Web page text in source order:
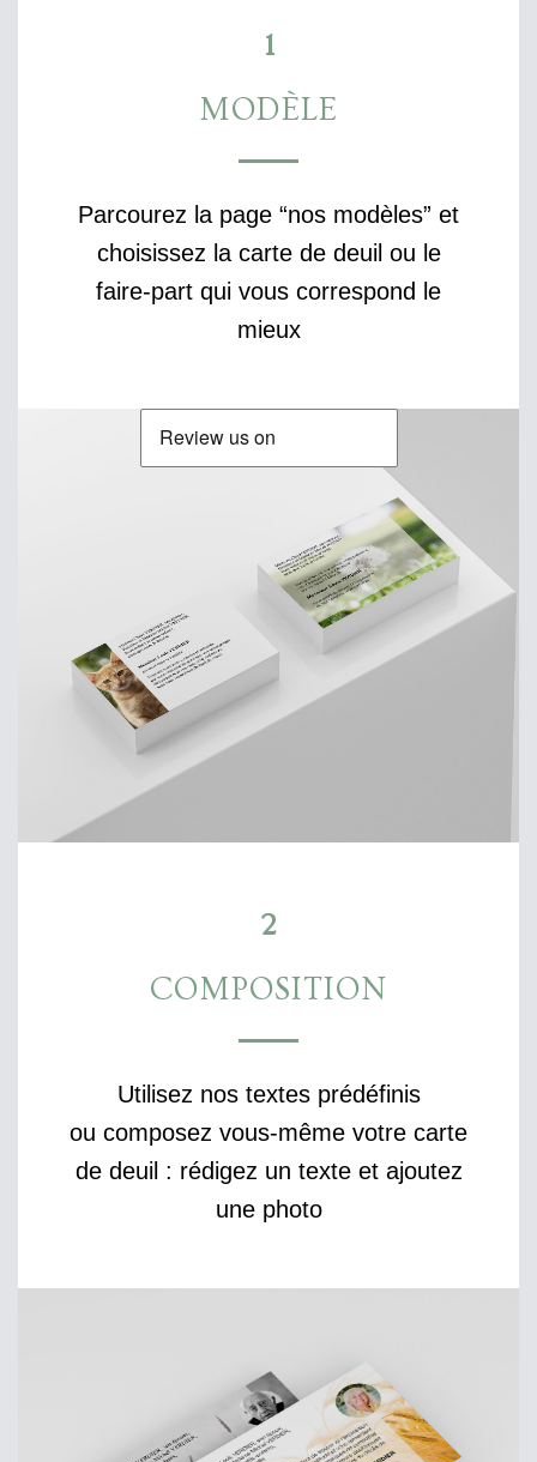
1
MODÈLE
Parcourez la page “nos modèles” et
choisissez la carte de deuil ou le
faire-part qui vous correspond le
mieux
2
COMPOSITION
Utilisez nos textes prédéfinis
ou composez vous-même votre carte
de deuil : rédigez un texte et ajoutez
une photo